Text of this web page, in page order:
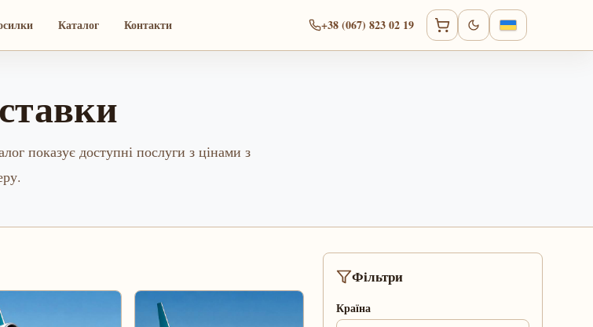
Каталог Контакти +38 (067) 823 02 19
показує доступні послуги з цінами з
Фільтри
Країна